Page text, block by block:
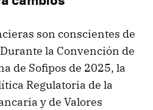
son conscientes de
la Convención de
de Sofipos de 2025, la
Regulatoria de la
y de Valores